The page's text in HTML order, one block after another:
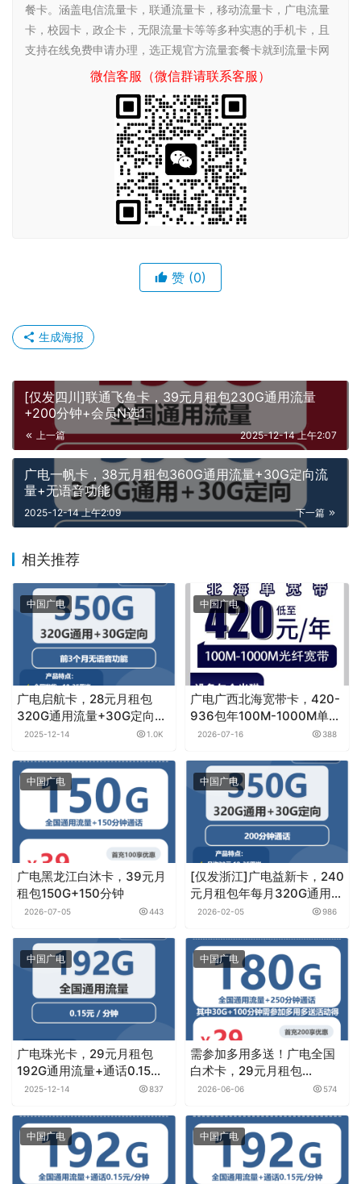
餐卡。涵盖电信流量卡，联通流量卡，移动流量卡，广电流量
卡，校园卡，政企卡，无限流量卡等等多种实惠的手机卡，且
支持在线免费申请办理，选正规官方流量套餐卡就到流量卡网
微信客服（微信群请联系客服）
赞 (0)
生成海报
[仅发四川]联通飞鱼卡，39元月租包230G通用流量
+200分钟+会员N选1
上一篇 2025-12-14 上午2:07
广电一帆卡，38元月租包360G通用流量+30G定向流
量+无语音功能
下一篇
2025-12-14 上午2:09
相关推荐
中国广电
广电启航卡，28元月租包
320G通用流量+30G定向流
量+3个月无语音功能
2025-12-14 1.0K
中国广电
广电广西北海宽带卡，420-
936包年100M-1000M单宽
带套餐
2026-07-16 388
中国广电
广电黑龙江白沐卡，39元月
租包150G+150分钟
2026-07-05 443
中国广电
[仅发浙江]广电益新卡，240
元月租包年每月320G通用流
量+30G定向流量+200分钟
2026-02-05 986
中国广电
广电珠光卡，29元月租包
192G通用流量+通话0.15元
月租/分钟
2025-12-14 837
中国广电
需参加多用多送！广电全国
白术卡，29元月租包
180G+250分钟
2026-06-06 574
中国广电 中国广电